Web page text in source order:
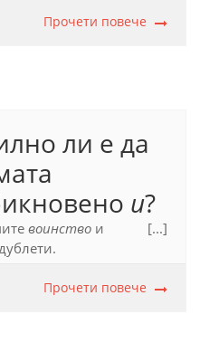
(2012), с. 338.
Прочети повече
ли е да
и?
воинство и
(2012), с. 197.
[...]
Прочети повече